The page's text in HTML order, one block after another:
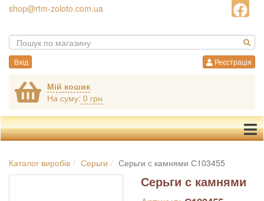
shop@rtm-zoloto.com.ua
Вхід Реєстрація
Мій кошик
На суму: 0 грн
Каталог виробів Серьги Серьги с камнями С103455
Серьги с камнями